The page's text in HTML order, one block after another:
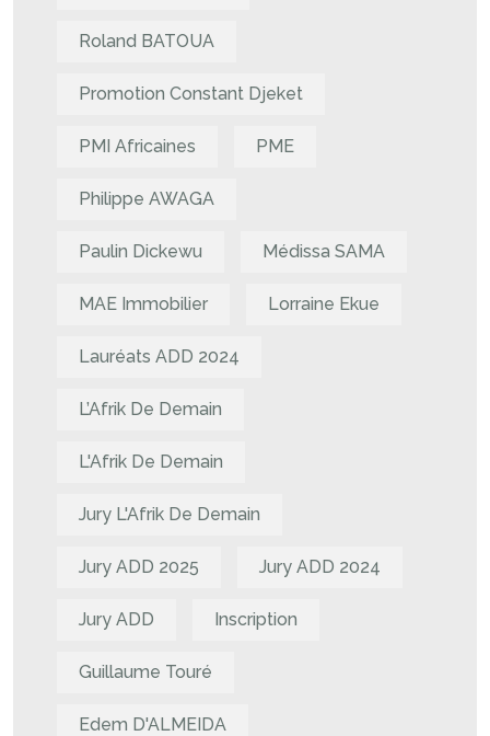
Roland BATOUA
Promotion Constant Djeket
PMI Africaines PME
Philippe AWAGA
Paulin Dickewu Médissa SAMA
MAE Immobilier Lorraine Ekue
Lauréats ADD 2024
L’Afrik De Demain
L'Afrik De Demain
Jury L'Afrik De Demain
Jury ADD 2025 Jury ADD 2024
Jury ADD Inscription
Guillaume Touré
Edem D'ALMEIDA